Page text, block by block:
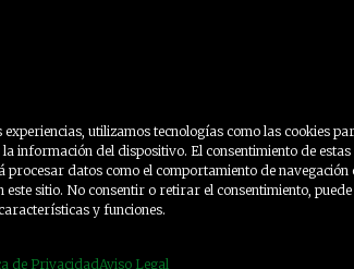
utilizamos tecnologías como las cookies
información del dispositivo. El consentimiento de estas
procesar datos como el comportamiento de navegación
este sitio. No consentir o retirar el consentimiento,
y funciones.
de PrivacidadAviso Legal
© Todos los derechos